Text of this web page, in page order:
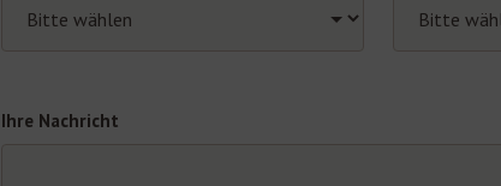
Ihre Nachricht